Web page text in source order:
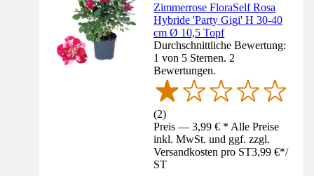
Zimmerrose FloraSelf Rosa
Hybride 'Party Gigi' H 30-40
cm Ø 10,5 Topf
Durchschnittliche Bewertung:
1 von 5 Sternen. 2
Bewertungen.
(2)
Preis — 3,99 € * Alle Preise
inkl. MwSt. und ggf. zzgl.
Versandkosten pro ST3,99 €*/
ST